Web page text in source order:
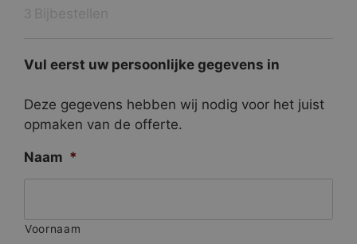
Vul eerst uw persoonlijke gegevens in
Deze gegevens hebben wij nodig voor het juist
opmaken van de offerte.
Naam *
Voornaam